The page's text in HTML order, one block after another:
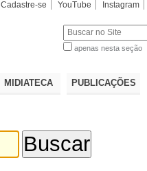
Cadastre-se YouTube Instagram
apenas nesta seção
MIDIATECA PUBLICAÇÕES